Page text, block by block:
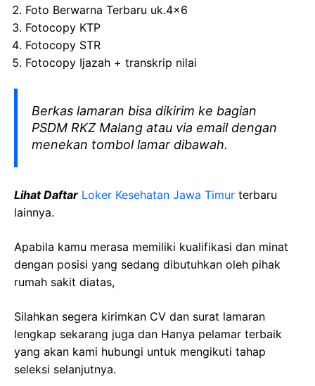
Foto Berwarna Terbaru uk.4×6
Fotocopy KTP
Fotocopy STR
Fotocopy Ijazah + transkrip nilai
Berkas lamaran bisa dikirim ke bagian
PSDM RKZ Malang atau via email dengan
menekan tombol lamar dibawah.
Lihat Daftar Loker Kesehatan Jawa Timur terbaru
lainnya.
Apabila kamu merasa memiliki kualifikasi dan minat
dengan posisi yang sedang dibutuhkan oleh pihak
rumah sakit diatas,
Silahkan segera kirimkan CV dan surat lamaran
lengkap sekarang juga dan Hanya pelamar terbaik
yang akan kami hubungi untuk mengikuti tahap
seleksi selanjutnya.